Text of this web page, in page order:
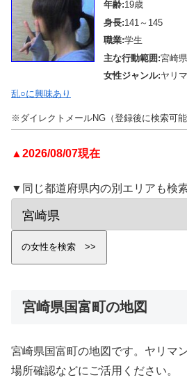
年齢:19歳
身長:141～145
職業:学生
主な行動範囲:宮崎
女性ジャンル:ヤリ
乱○に興味あり
※ダイレクトメールNG（登録後に検索可能
▲2026/08/07現在
▼同じ都道府県内の別エリアも検
宮崎県国富町の地図
宮崎県国富町の地図です。ヤリマ
場所確認などにご活用ください。